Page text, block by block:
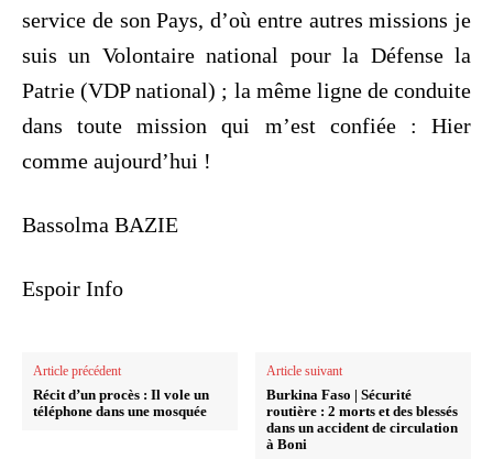
service de son Pays, d’où entre autres missions je
suis un Volontaire national pour la Défense la
Patrie (VDP national) ; la même ligne de conduite
dans toute mission qui m’est confiée : Hier
comme aujourd’hui !
Bassolma BAZIE
Espoir Info
Article précédent
Récit d’un procès : Il vole un
téléphone dans une mosquée
Article suivant
Burkina Faso | Sécurité
routière : 2 morts et des blessés
dans un accident de circulation
à Boni